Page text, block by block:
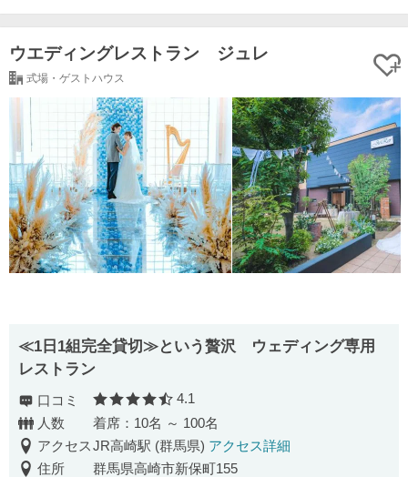
ウエディングレストラン ジュレ
式場・ゲストハウス
≪1日1組完全貸切≫という贅沢 ウェディング専用
レストラン
口コミ 口コミ評価
4.1
人数
着席：10名 ～ 100名
アクセスJR高崎駅 (群馬県) アクセス詳細
住所
群馬県高崎市新保町155